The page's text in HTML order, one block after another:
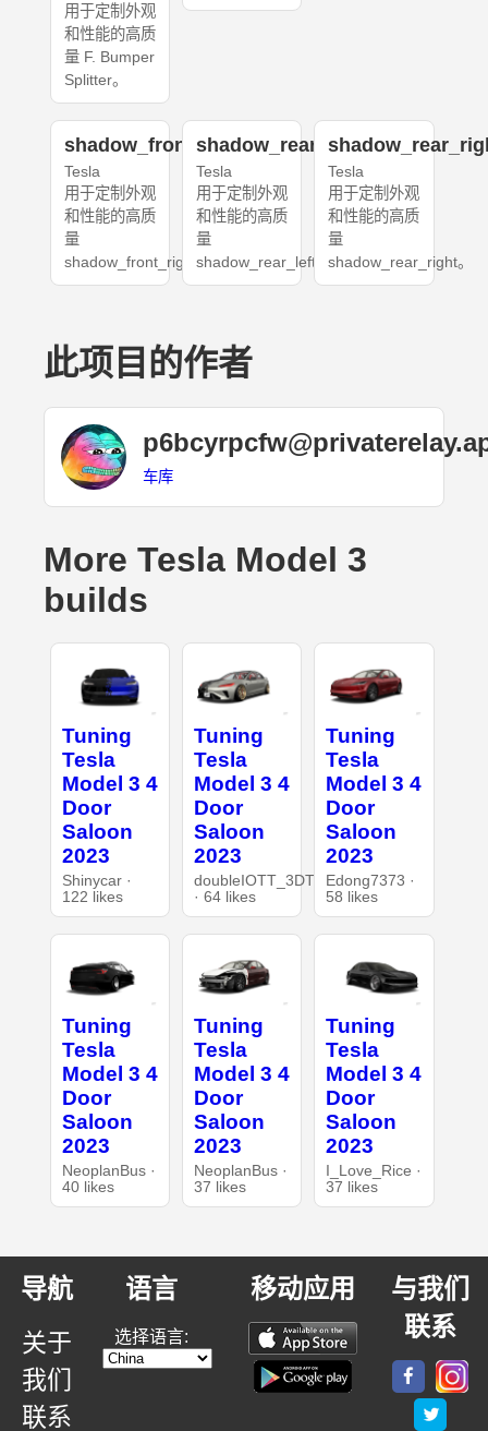
用于定制外观
和性能的高质
量 F. Bumper
Splitter。
shadow_front_right
Tesla
用于定制外观
和性能的高质
量
shadow_front_right。
shadow_rear_left
Tesla
用于定制外观
和性能的高质
量
shadow_rear_left。
Tesla
用于定制外观
和性能的高质
量
shadow_rear_right。
此项目的作者
车库
More Tesla Model 3
builds
Tuning
Tesla
Model 3 4
Door
Saloon
2023
Shinycar ·
122 likes
Tuning
Tesla
Model 3 4
Door
Saloon
2023
doubleIOTT_3DT
· 64 likes
Tuning
Tesla
Model 3 4
Door
Saloon
2023
Edong7373 ·
58 likes
Tuning
Tesla
Model 3 4
Door
Saloon
2023
NeoplanBus ·
40 likes
Tuning
Tesla
Model 3 4
Door
Saloon
2023
NeoplanBus ·
37 likes
Tuning
Tesla
Model 3 4
Door
Saloon
2023
I_Love_Rice ·
37 likes
导航
关于
我们
联系
语言
选择语言:
移动应用
与我们
联系